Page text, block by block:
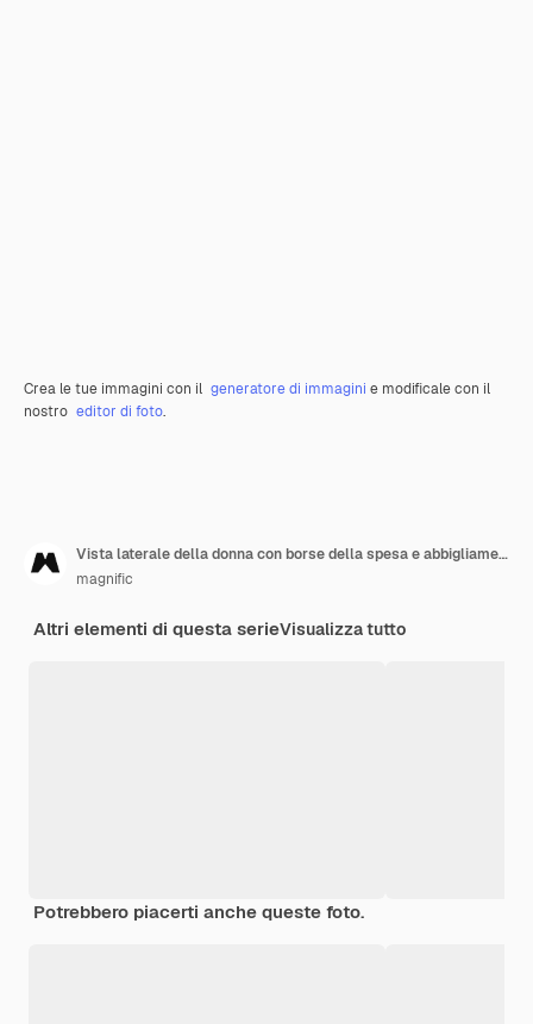
Crea le tue immagini con il generatore di immagini e modificale con il
nostro editor di foto.
Vista laterale della donna con borse della spesa e abbigliamento in vendita
magnific
Altri elementi di questa serieVisualizza tutto
Potrebbero piacerti anche queste foto.